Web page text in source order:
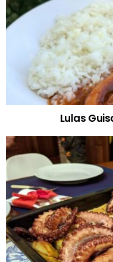
Lulas